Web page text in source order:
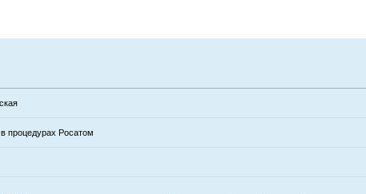
процедурах Росатом